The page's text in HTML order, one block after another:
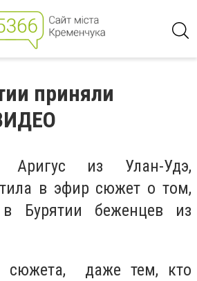
приняли
Аригус из Улан-Удэ,
в эфир сюжет о том,
Бурятии беженцев из
сюжета, даже тем, кто